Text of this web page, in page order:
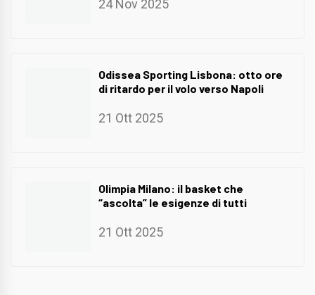
24 Nov 2025
Odissea Sporting Lisbona: otto ore
di ritardo per il volo verso Napoli
21 Ott 2025
Olimpia Milano: il basket che
“ascolta” le esigenze di tutti
21 Ott 2025